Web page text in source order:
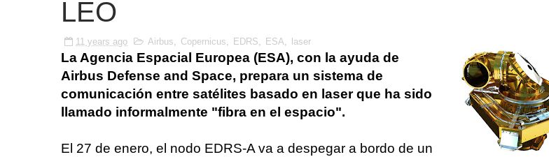
LEO
11 years ago Airbus, Copernicus, EDRS, ESA, laser
La Agencia Espacial Europea (ESA), con la ayuda de
Airbus Defense and Space, prepara un sistema de
comunicación entre satélites basado en laser que ha sido
llamado informalmente "fibra en el espacio".
El 27 de enero, el nodo EDRS-A va a despegar a bordo de un